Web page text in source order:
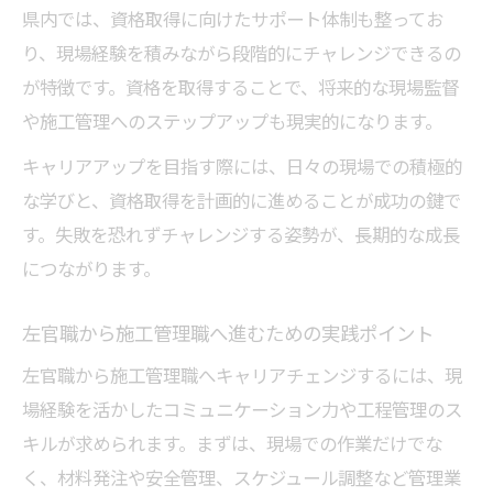
県内では、資格取得に向けたサポート体制も整ってお
り、現場経験を積みながら段階的にチャレンジできるの
が特徴です。資格を取得することで、将来的な現場監督
や施工管理へのステップアップも現実的になります。
キャリアアップを目指す際には、日々の現場での積極的
な学びと、資格取得を計画的に進めることが成功の鍵で
す。失敗を恐れずチャレンジする姿勢が、長期的な成長
につながります。
左官職から施工管理職へ進むための実践ポイント
左官職から施工管理職へキャリアチェンジするには、現
場経験を活かしたコミュニケーション力や工程管理のス
キルが求められます。まずは、現場での作業だけでな
く、材料発注や安全管理、スケジュール調整など管理業